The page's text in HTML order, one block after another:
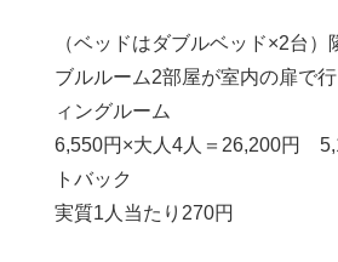
（ベッドはダブルベッド×2台
ブルルーム2部屋が室内の扉で
ィングルーム
6,550円×大人4人＝26,200円
トバック
実質1人当たり270円